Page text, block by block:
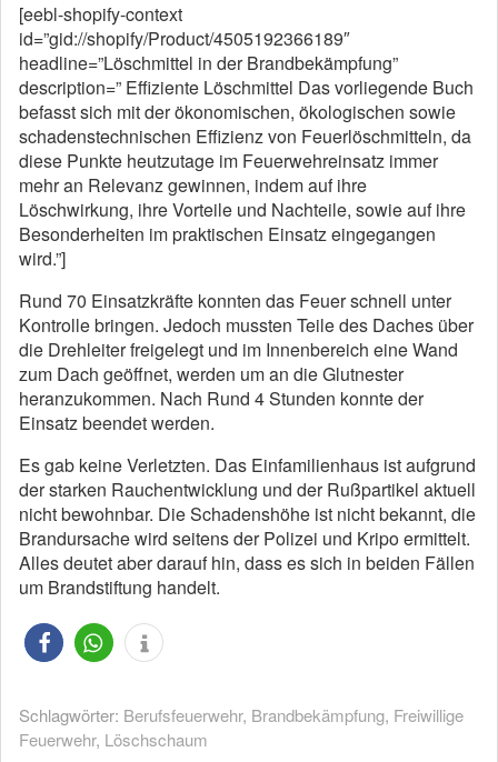
[eebl-shopify-context
id=”gid://shopify/Product/4505192366189″
headline=”Löschmittel in der Brandbekämpfung”
description=” Effiziente Löschmittel Das vorliegende Buch
befasst sich mit der ökonomischen, ökologischen sowie
schadenstechnischen Effizienz von Feuerlöschmitteln, da
diese Punkte heutzutage im Feuerwehreinsatz immer
mehr an Relevanz gewinnen, indem auf ihre
Löschwirkung, ihre Vorteile und Nachteile, sowie auf ihre
Besonderheiten im praktischen Einsatz eingegangen
wird.”]
Rund 70 Einsatzkräfte konnten das Feuer schnell unter
Kontrolle bringen. Jedoch mussten Teile des Daches über
die Drehleiter freigelegt und im Innenbereich eine Wand
zum Dach geöffnet, werden um an die Glutnester
heranzukommen. Nach Rund 4 Stunden konnte der
Einsatz beendet werden.
Es gab keine Verletzten. Das Einfamilienhaus ist aufgrund
der starken Rauchentwicklung und der Rußpartikel aktuell
nicht bewohnbar. Die Schadenshöhe ist nicht bekannt, die
Brandursache wird seitens der Polizei und Kripo ermittelt.
Alles deutet aber darauf hin, dass es sich in beiden Fällen
um Brandstiftung handelt.
Schlagwörter: Berufsfeuerwehr, Brandbekämpfung, Freiwillige
Feuerwehr, Löschschaum